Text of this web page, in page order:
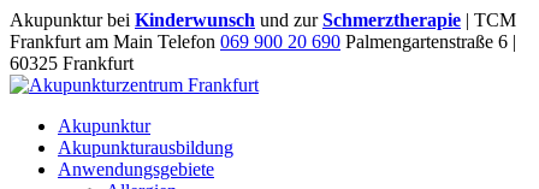
Akupunktur bei Kinderwunsch und zurSchmerztherapie | TCM
Frankfurt am Main Telefon 069 900 20 690 Palmengartenstraße 6 |
60325 Frankfurt
Akupunktur
Akupunkturausbildung
Anwendungsgebiete